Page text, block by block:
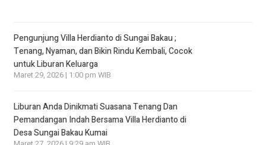
Pengunjung Villa Herdianto di Sungai Bakau ;
Tenang, Nyaman, dan Bikin Rindu Kembali, Cocok
untuk Liburan Keluarga
Maret 29, 2026 | 1:00 pm WIB
Liburan Anda Dinikmati Suasana Tenang Dan
Pemandangan Indah Bersama Villa Herdianto di
Desa Sungai Bakau Kumai